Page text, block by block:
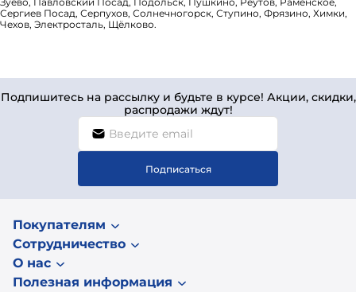
Сергиев Посад, Серпухов, Солнечногорск, Ступино, Фрязино, Химки,
Чехов, Электросталь, Щёлково.
Подпишитесь на рассылку и будьте в курсе! Акции, скидки,
распродажи ждут!
Подписаться
Покупателям
Сотрудничество
О нас
Полезная информация